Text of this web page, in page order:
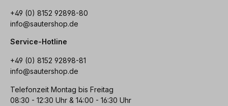
+49 (0) 8152 92898-80
info@sautershop.de
Service-Hotline
+49 (0) 8152 92898-81
info@sautershop.de
Telefonzeit Montag bis Freitag
08:30 - 12:30 Uhr & 14:00 - 16:30 Uhr